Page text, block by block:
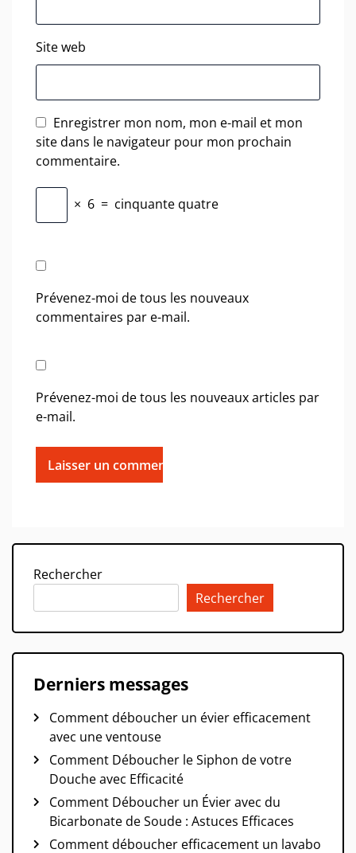
Site web
Enregistrer mon nom, mon e-mail et mon
site dans le navigateur pour mon prochain
commentaire.
× 6 = cinquante quatre
Prévenez-moi de tous les nouveaux
commentaires par e-mail.
Prévenez-moi de tous les nouveaux articles par
e-mail.
Rechercher
Rechercher
Derniers messages
Comment déboucher un évier efficacement
avec une ventouse
Comment Déboucher le Siphon de votre
Douche avec Efficacité
Comment Déboucher un Évier avec du
Bicarbonate de Soude : Astuces Efficaces
Comment déboucher efficacement un lavabo